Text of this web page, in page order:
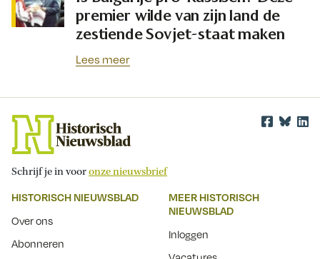
premier wilde van zijn land de
zestiende Sovjet-staat maken
Lees meer
Schrijf je in vooronze nieuwsbrief
HISTORISCH NIEUWSBLAD
Over ons
Abonneren
MEER HISTORISCH
NIEUWSBLAD
Inloggen